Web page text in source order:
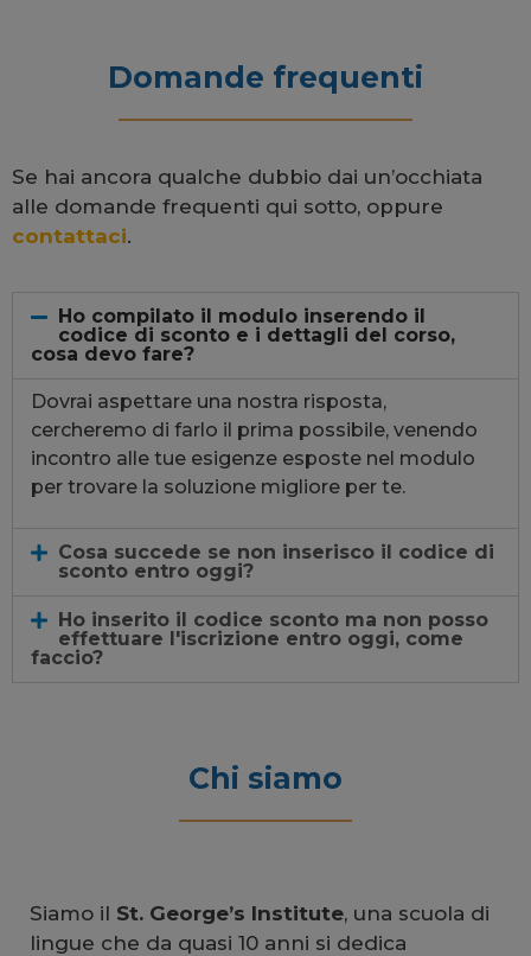
Domande frequenti
Se hai ancora qualche dubbio dai un’occhiata
alle domande frequenti qui sotto, oppure
contattaci.
Ho compilato il modulo inserendo il
codice di sconto e i dettagli del corso,
cosa devo fare?
Dovrai aspettare una nostra risposta,
cercheremo di farlo il prima possibile, venendo
incontro alle tue esigenze esposte nel modulo
per trovare la soluzione migliore per te.
Cosa succede se non inserisco il codice di
sconto entro oggi?
Ho inserito il codice sconto ma non posso
effettuare l'iscrizione entro oggi, come
faccio?
Chi siamo
Siamo il St. George’s Institute, una scuola di
lingue che da quasi 10 anni si dedica